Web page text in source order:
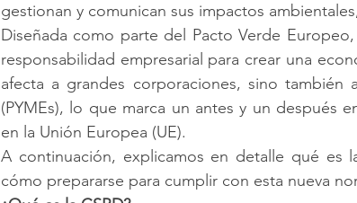
gestionan y comunican sus impactos
Diseñada como parte del Pacto Verde
responsabilidad empresarial para crear una
afecta a grandes corporaciones, sino también
(PYMEs), lo que marca un antes y un después
en la Unión Europea (UE).
A continuación, explicamos en detalle qué es
cómo prepararse para cumplir con esta nueva